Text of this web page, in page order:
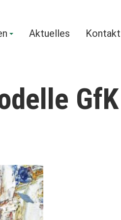
Aktuelles Kontakt
GfK